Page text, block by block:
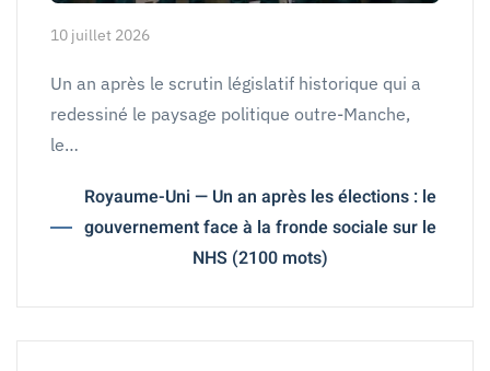
10 juillet 2026
Un an après le scrutin législatif historique qui a
redessiné le paysage politique outre-Manche,
le…
Royaume-Uni — Un an après les élections : le
gouvernement face à la fronde sociale sur le
NHS (2100 mots)